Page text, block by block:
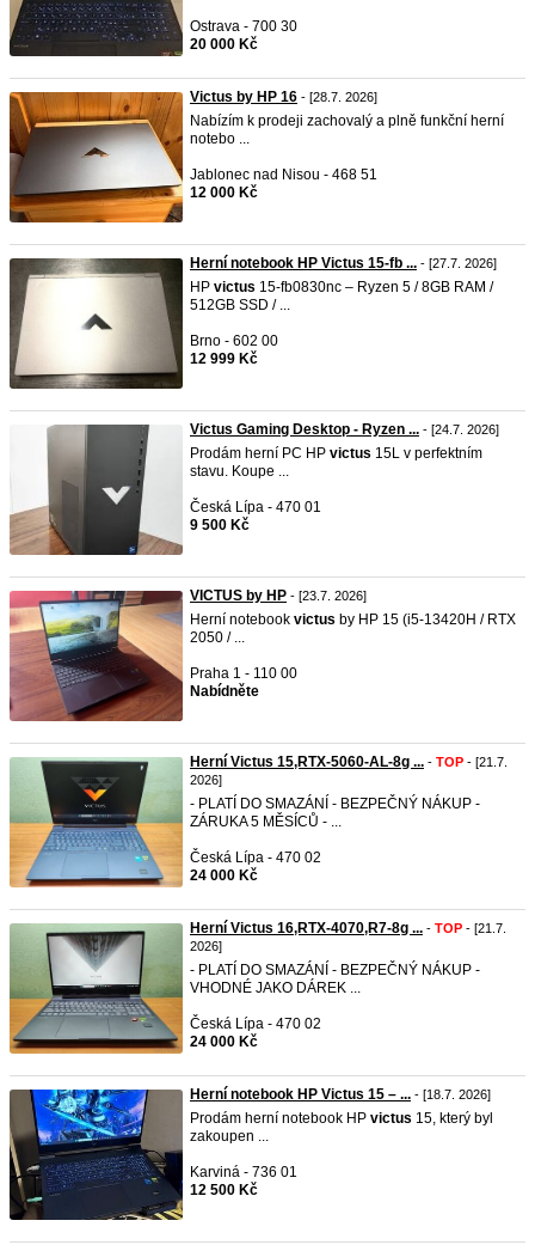
Ostrava - 700 30
20 000 Kč
Victus by HP 16 - [28.7. 2026]
Nabízím k prodeji zachovalý a plně funkční herní
notebo ...
Jablonec nad Nisou - 468 51
12 000 Kč
Herní notebook HP Victus 15-fb ... - [27.7. 2026]
HP victus 15-fb0830nc – Ryzen 5 / 8GB RAM /
512GB SSD / ...
Brno - 602 00
12 999 Kč
Victus Gaming Desktop - Ryzen ... - [24.7. 2026]
Prodám herní PC HP victus 15L v perfektním
stavu. Koupe ...
Česká Lípa - 470 01
9 500 Kč
VICTUS by HP - [23.7. 2026]
Herní notebook victus by HP 15 (i5-13420H / RTX
2050 / ...
Praha 1 - 110 00
Nabídněte
Herní Victus 15,RTX-5060-AL-8g ... - TOP - [21.7.
2026]
- PLATÍ DO SMAZÁNÍ - BEZPEČNÝ NÁKUP -
ZÁRUKA 5 MĚSÍCŮ - ...
Česká Lípa - 470 02
24 000 Kč
Herní Victus 16,RTX-4070,R7-8g ... - TOP - [21.7.
2026]
- PLATÍ DO SMAZÁNÍ - BEZPEČNÝ NÁKUP -
VHODNÉ JAKO DÁREK ...
Česká Lípa - 470 02
24 000 Kč
Herní notebook HP Victus 15 – ... - [18.7. 2026]
Prodám herní notebook HP victus 15, který byl
zakoupen ...
Karviná - 736 01
12 500 Kč